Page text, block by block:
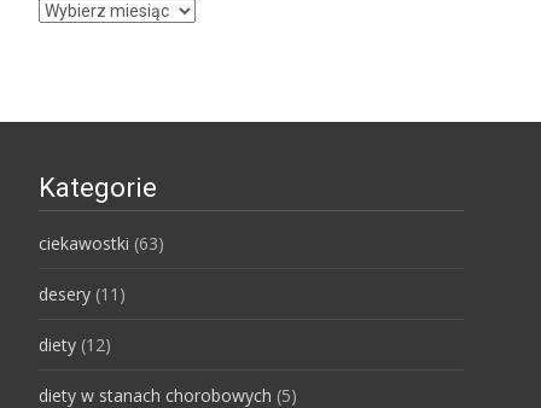
Archiwa
Kategorie
ciekawostki (63)
desery (11)
diety (12)
diety w stanach chorobowych (5)